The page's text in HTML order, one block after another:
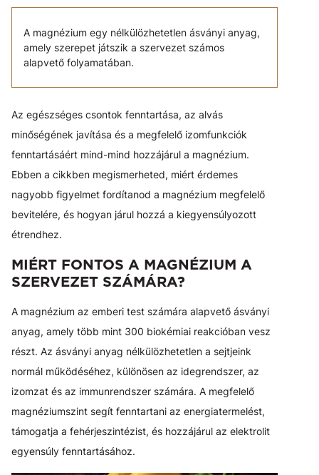
A magnézium egy nélkülözhetetlen ásványi anyag,
amely szerepet játszik a szervezet számos
alapvető folyamatában.
Az egészséges csontok fenntartása, az alvás
minőségének javítása és a megfelelő izomfunkciók
fenntartásáért mind-mind hozzájárul a magnézium.
Ebben a cikkben megismerheted, miért érdemes
nagyobb figyelmet fordítanod a magnézium megfelelő
bevitelére, és hogyan járul hozzá a kiegyensúlyozott
étrendhez.
MIÉRT FONTOS A MAGNÉZIUM A
SZERVEZET SZÁMÁRA?
A magnézium az emberi test számára alapvető ásványi
anyag, amely több mint 300 biokémiai reakcióban vesz
részt. Az ásványi anyag nélkülözhetetlen a sejtjeink
normál működéséhez, különösen az idegrendszer, az
izomzat és az immunrendszer számára. A megfelelő
magnéziumszint segít fenntartani az energiatermelést,
támogatja a fehérjeszintézist, és hozzájárul az elektrolit
egyensúly fenntartásához.